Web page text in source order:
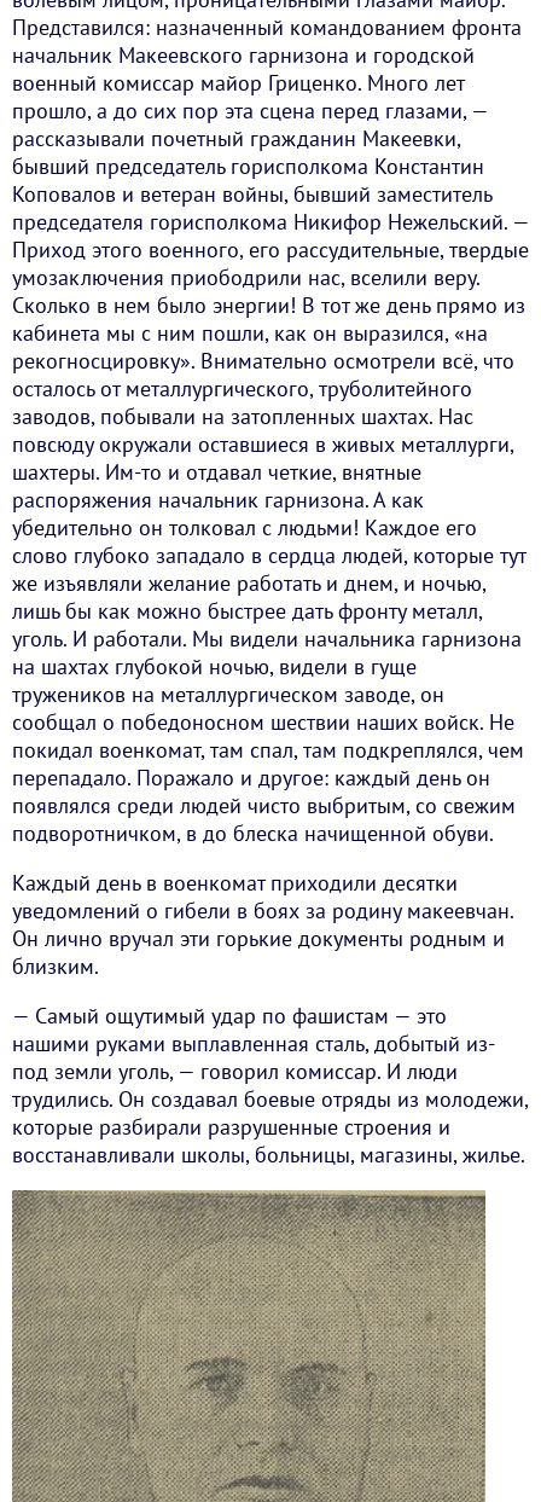
Представился: назначенный командованием фронта
начальник Макеевского гарнизона и городской
военный комиссар майор Гриценко. Много лет
прошло, а до сих пор эта сцена перед глазами, —
рассказывали почетный гражданин Макеевки,
бывший председатель горисполкома Константин
Коповалов и ветеран войны, бывший заместитель
председателя горисполкома Никифор Нежельский. —
Приход этого военного, его рассудительные, твердые
умозаключения приободрили нас, вселили веру.
Сколько в нем было энергии! В тот же день прямо из
кабинета мы с ним пошли, как он выразился, «на
рекогносцировку». Внимательно осмотрели всё, что
осталось от металлургического, труболитейного
заводов, побывали на затопленных шахтах. Нас
повсюду окружали оставшиеся в живых металлурги,
шахтеры. Им-то и отдавал четкие, внятные
распоряжения начальник гарнизона. А как
убедительно он толковал с людьми! Каждое его
слово глубоко западало в сердца людей, которые тут
же изъявляли желание работать и днем, и ночью,
лишь бы как можно быстрее дать фронту металл,
уголь. И работали. Мы видели начальника гарнизона
на шахтах глубокой ночью, видели в гуще
тружеников на металлургическом заводе, он
сообщал о победоносном шествии наших войск. Не
покидал военкомат, там спал, там подкреплялся, чем
перепадало. Поражало и другое: каждый день он
появлялся среди людей чисто выбритым, со свежим
подворотничком, в до блеска начищенной обуви.
Каждый день в военкомат приходили десятки
уведомлений о гибели в боях за родину макеевчан.
Он лично вручал эти горькие документы родным и
близким.
— Самый ощутимый удар по фашистам — это
нашими руками выплавленная сталь, добытый из-
под земли уголь, — говорил комиссар. И люди
трудились. Он создавал боевые отряды из молодежи,
которые разбирали разрушенные строения и
восстанавливали школы, больницы, магазины, жилье.